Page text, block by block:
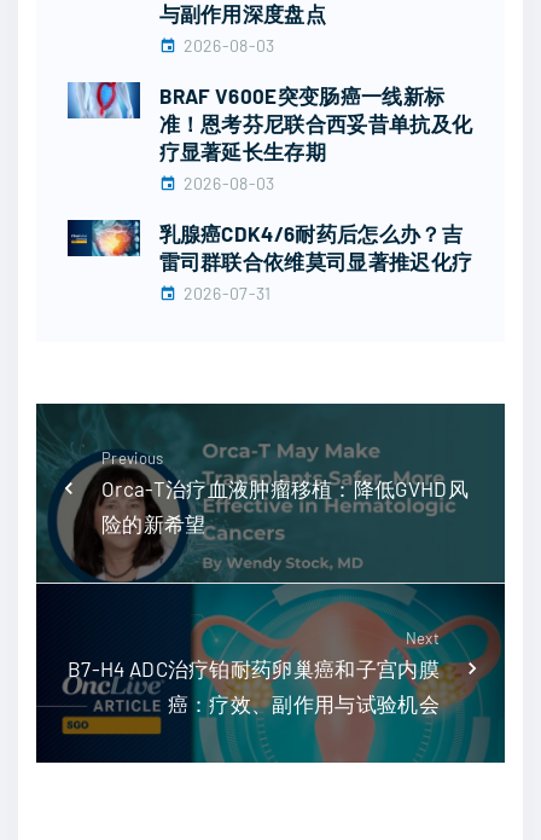
与副作用深度盘点
2026-08-03
BRAF V600E突变肠癌一线新标
准！恩考芬尼联合西妥昔单抗及化
疗显著延长生存期
2026-08-03
乳腺癌CDK4/6耐药后怎么办？吉
雷司群联合依维莫司显著推迟化疗
2026-07-31
Previous
Orca-T治疗血液肿瘤移植：降低GVHD风
险的新希望
Next
B7-H4 ADC治疗铂耐药卵巢癌和子宫内膜
癌：疗效、副作用与试验机会